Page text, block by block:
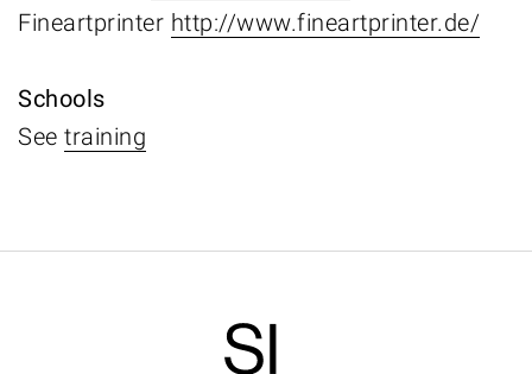
Fineartprinter http://www.fineartprinter.de/
Schools
See training